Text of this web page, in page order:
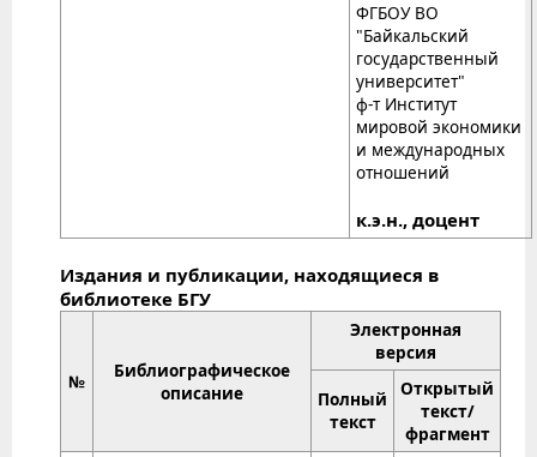
ФГБОУ ВО
"Байкальский
государственный
университет"
ф-т Институт
мировой экономики
и международных
отношений
к.э.н., доцент
Издания и публикации, находящиеся в
библиотеке БГУ
№
Библиографическое
описание
Электронная
версия
Полный
текст
Открытый
текст/
фрагмент